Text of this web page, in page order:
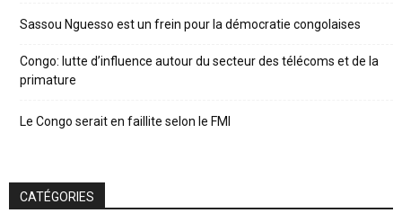
Sassou Nguesso est un frein pour la démocratie congolaises
Congo: lutte d’influence autour du secteur des télécoms et de la
primature
Le Congo serait en faillite selon le FMI
CATÉGORIES